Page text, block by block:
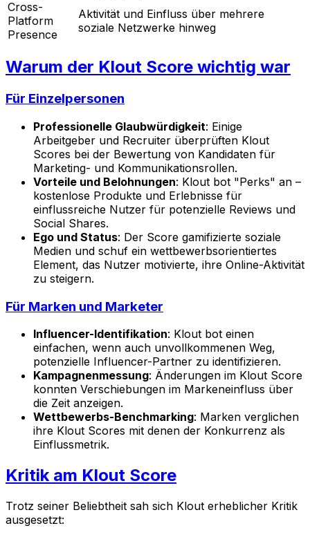
Cross-
Platform
Presence
Aktivität und Einfluss über mehrere
soziale Netzwerke hinweg
Warum der Klout Score wichtig war
Für Einzelpersonen
Professionelle Glaubwürdigkeit: Einige
Arbeitgeber und Recruiter überprüften Klout
Scores bei der Bewertung von Kandidaten für
Marketing- und Kommunikationsrollen.
Vorteile und Belohnungen: Klout bot "Perks" an –
kostenlose Produkte und Erlebnisse für
einflussreiche Nutzer für potenzielle Reviews und
Social Shares.
Ego und Status: Der Score gamifizierte soziale
Medien und schuf ein wettbewerbsorientiertes
Element, das Nutzer motivierte, ihre Online-Aktivität
zu steigern.
Für Marken und Marketer
Influencer-Identifikation: Klout bot einen
einfachen, wenn auch unvollkommenen Weg,
potenzielle Influencer-Partner zu identifizieren.
Kampagnenmessung: Änderungen im Klout Score
konnten Verschiebungen im Markeneinfluss über
die Zeit anzeigen.
Wettbewerbs-Benchmarking: Marken verglichen
ihre Klout Scores mit denen der Konkurrenz als
Einflussmetrik.
Kritik am Klout Score
Trotz seiner Beliebtheit sah sich Klout erheblicher Kritik
ausgesetzt: